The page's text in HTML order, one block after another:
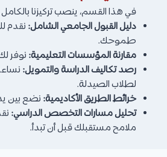
في هذا القسم، ينصب تركيزنا
دليل القبول الجامعي الشامل:
طموحك.
مقارنة المؤسسات التعليمية: نوفر
رصد تكاليف الدراسة والتمويل:
لطلاب الصيدلة.
خرائط الطريق الأكاديمية: نضع بين
تحليل مسارات التخصص الدراسي:
ملامح مستقبلك قبل أن تبدأ.